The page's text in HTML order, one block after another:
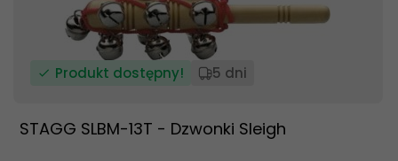
Produkt dostępny! 5 dni
STAGG SLBM-13T - Dzwonki Sleigh